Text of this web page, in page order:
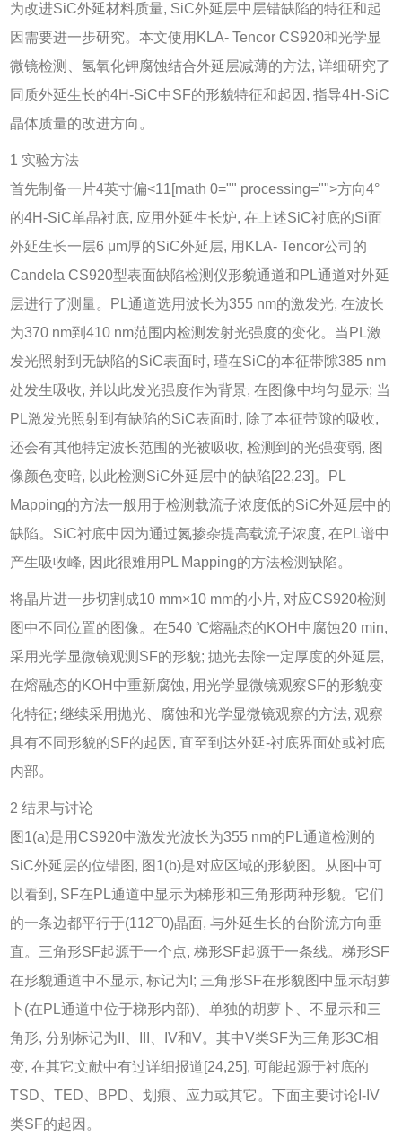
为改进SiC外延材料质量, SiC外延层中层错缺陷的特征和起
因需要进一步研究。本文使用KLA- Tencor CS920和光学显
微镜检测、氢氧化钾腐蚀结合外延层减薄的方法, 详细研究了
同质外延生长的4H-SiC中SF的形貌特征和起因, 指导4H-SiC
晶体质量的改进方向。
1 实验方法
首先制备一片4英寸偏<11[math 0="" processing="">方向4°
的4H-SiC单晶衬底, 应用外延生长炉, 在上述SiC衬底的Si面
外延生长一层6 μm厚的SiC外延层, 用KLA- Tencor公司的
Candela CS920型表面缺陷检测仪形貌通道和PL通道对外延
层进行了测量。PL通道选用波长为355 nm的激发光, 在波长
为370 nm到410 nm范围内检测发射光强度的变化。当PL激
发光照射到无缺陷的SiC表面时, 瑾在SiC的本征带隙385 nm
处发生吸收, 并以此发光强度作为背景, 在图像中均匀显示; 当
PL激发光照射到有缺陷的SiC表面时, 除了本征带隙的吸收,
还会有其他特定波长范围的光被吸收, 检测到的光强变弱, 图
像颜色变暗, 以此检测SiC外延层中的缺陷[22,23]。PL
Mapping的方法一般用于检测载流子浓度低的SiC外延层中的
缺陷。SiC衬底中因为通过氮掺杂提高载流子浓度, 在PL谱中
产生吸收峰, 因此很难用PL Mapping的方法检测缺陷。
将晶片进一步切割成10 mm×10 mm的小片, 对应CS920检测
图中不同位置的图像。在540 ℃熔融态的KOH中腐蚀20 min,
采用光学显微镜观测SF的形貌; 抛光去除一定厚度的外延层,
在熔融态的KOH中重新腐蚀, 用光学显微镜观察SF的形貌变
化特征; 继续采用抛光、腐蚀和光学显微镜观察的方法, 观察
具有不同形貌的SF的起因, 直至到达外延-衬底界面处或衬底
内部。
2 结果与讨论
图1(a)是用CS920中激发光波长为355 nm的PL通道检测的
SiC外延层的位错图, 图1(b)是对应区域的形貌图。从图中可
以看到, SF在PL通道中显示为梯形和三角形两种形貌。它们
的一条边都平行于(112¯0)晶面, 与外延生长的台阶流方向垂
直。三角形SF起源于一个点, 梯形SF起源于一条线。梯形SF
在形貌通道中不显示, 标记为I; 三角形SF在形貌图中显示胡萝
卜(在PL通道中位于梯形内部)、单独的胡萝卜、不显示和三
角形, 分别标记为II、III、IV和V。其中V类SF为三角形3C相
变, 在其它文献中有过详细报道[24,25], 可能起源于衬底的
TSD、TED、BPD、划痕、应力或其它。下面主要讨论I-IV
类SF的起因。